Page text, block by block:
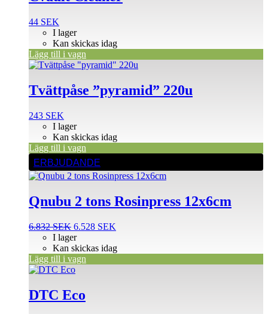
44 SEK
I lager
Kan skickas idag
Lägg till i vagn
Tvättpåse ”pyramid” 220u
243 SEK
I lager
Kan skickas idag
Lägg till i vagn
ERBJUDANDE
Qnubu 2 tons Rosinpress 12x6cm
6.832SEK Det
ursprungliga
priset
var:
6.832 SEK.
6.528 SEK
priset
I lager
Kan skickas idag
Lägg till i vagn
DTC Eco